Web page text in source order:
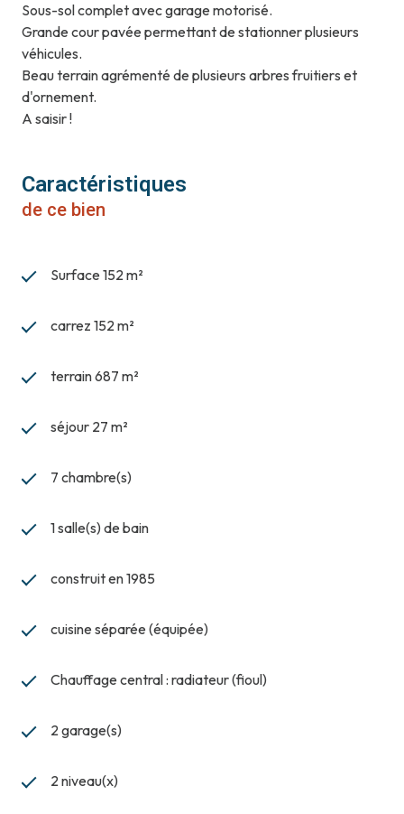
Sous-sol complet avec garage motorisé.
Grande cour pavée permettant de stationner plusieurs
véhicules.
Beau terrain agrémenté de plusieurs arbres fruitiers et
d'ornement.
A saisir !
Caractéristiques
de ce bien
Surface 152 m²
carrez 152 m²
terrain 687 m²
séjour 27 m²
7 chambre(s)
1 salle(s) de bain
construit en 1985
cuisine séparée (équipée)
Chauffage central : radiateur (fioul)
2 garage(s)
2 niveau(x)